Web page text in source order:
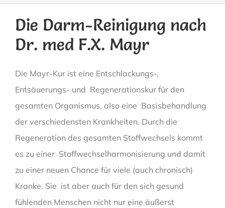
Die Darm-Reinigung nach
Dr. med F.X. Mayr
Die Mayr-Kur ist eine Entschlackungs-,
Entsäuerungs- und Regenerationskur für den
gesamten Organismus, also eine Basisbehandlung
der verschiedensten Krankheiten. Durch die
Regeneration des gesamten Stoffwechsels kommt
es zu einer Stoffwechselharmonisierung und damit
zu einer neuen Chance für viele (auch chronisch)
Kranke. Sie ist aber auch für den sich gesund
fühlenden Menschen nicht nur eine äußerst